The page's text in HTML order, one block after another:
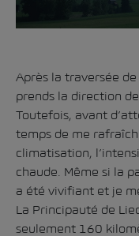
Après la traversée
prends la direction
Toutefois, avant
temps de me
climatisation,
chaude. Même si la
a été vivifiant et je
La Principauté de
seulement 160